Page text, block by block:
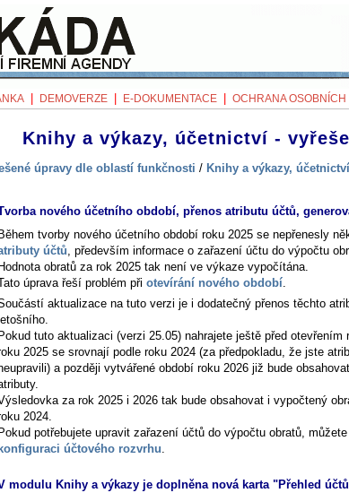
DEMOVERZE E-DOKUMENTACE OCHRANA OSOBNÍCH
Knihy a výkazy, účetnictví -
úpravy dle oblastí funkčnosti / Knihy a výkazy,
nového účetního období, přenos atributu účtů,
Během tvorby nového účetního období roku 2025 se nepřenesly
účtů, především informace o zařazení účtu do výpočtu
Hodnota obratů za rok 2025 tak není ve výkaze vypočítána.
úprava řeší problém při otevírání nového období.
aktualizace na tuto verzi je i dodatečný přenos těchto
letošního.
Pokud tuto aktualizaci (verzi 25.05) nahrajete ještě před otevřením
2025 se srovnají podle roku 2024 (za předpokladu, že jste
a později vytvářené období roku 2026 již bude
za rok 2025 i 2026 tak bude obsahovat i vypočtený
2024.
Pokud potřebujete upravit zařazení účtů do výpočtu obratů,
konfiguraci účtového rozvrhu.
modulu Knihy a výkazy je doplněna nová karta "Přehled